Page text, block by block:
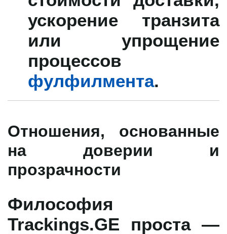
ускорение транзита
или упрощение
процессов
фулфилмента.
Отношения, основанные
на доверии и
прозрачности
Философия
Trackings.GE проста —